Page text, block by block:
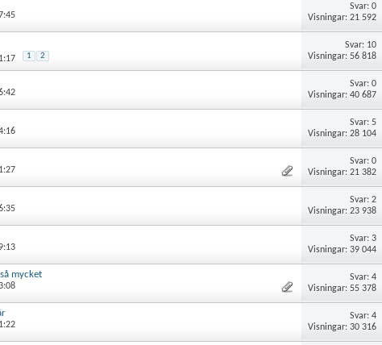
Svar: 0
Visningar: 21 592
1 2
Svar: 10
Visningar: 56 818
Svar: 0
Visningar: 40 687
Svar: 5
Visningar: 28 104
Svar: 0
Visningar: 21 382
Svar: 2
Visningar: 23 938
Svar: 3
Visningar: 39 044
mycket
Svar: 4
Visningar: 55 378
Svar: 4
Visningar: 30 316